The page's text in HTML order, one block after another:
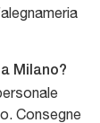
Milano?
Consegne